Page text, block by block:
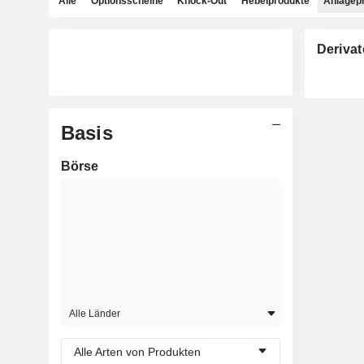
Basis
Börse
Alle Länder
Alle Arten von Produkten